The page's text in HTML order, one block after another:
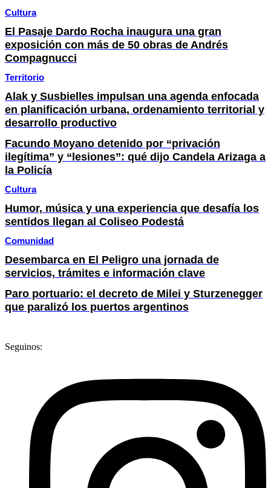
Cultura
El Pasaje Dardo Rocha inaugura una gran
exposición con más de 50 obras de Andrés
Compagnucci
Territorio
Alak y Susbielles impulsan una agenda enfocada
en planificación urbana, ordenamiento territorial y
desarrollo productivo
Facundo Moyano detenido por “privación
ilegítima” y “lesiones”: qué dijo Candela Arizaga a
la Policía
Cultura
Humor, música y una experiencia que desafía los
sentidos llegan al Coliseo Podestá
Comunidad
Desembarca en El Peligro una jornada de
servicios, trámites e información clave
Paro portuario: el decreto de Milei y Sturzenegger
que paralizó los puertos argentinos
Seguinos: